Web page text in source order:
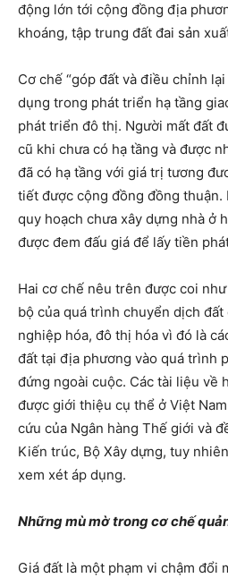
động lớn tới cộng đồng địa
khoáng, tập trung đất đai sản
Cơ chế “góp đất và điều chỉnh
dụng trong phát triển hạ tầng
phát triển đô thị. Người mất đất
cũ khi chưa có hạ tầng và được
đã có hạ tầng với giá trị tương
tiết được cộng đồng đồng thuận.
quy hoạch chưa xây dựng nhà ở
được đem đấu giá để lấy tiền
Hai cơ chế nêu trên được coi
bộ của quá trình chuyển dịch
nghiệp hóa, đô thị hóa vì đó là
đất tại địa phương vào quá trình
đứng ngoài cuộc. Các tài liệu về
được giới thiệu cụ thể ở Việt
cứu của Ngân hàng Thế giới và
Kiến trúc, Bộ Xây dựng, tuy
xem xét áp dụng.
Những mù mờ trong cơ chế
Giá đất là một phạm vi chậm đổi